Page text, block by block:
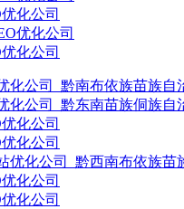
化公司
化公司
化公司_黔南布依族苗族自
化公司_黔东南苗族侗族自
化公司
化公司
优化公司_黔西南布依族苗
化公司
化公司